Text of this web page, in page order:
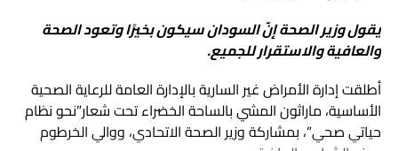
يقول وزير الصحة إنّ السودان سيكون بخيرًا وتعود الصحة
والعافية والاستقرار للجميع.
أطلقت إدارة الأمراض غير السارية بالإدارة العامة للرعاية الصحية
الأساسية، ماراثون المشي بالساحة الخضراء تحت شعار”نحو نظام
حياتي صحي”، بمشاركة وزير الصحة الاتحادي، ووالي الخرطوم